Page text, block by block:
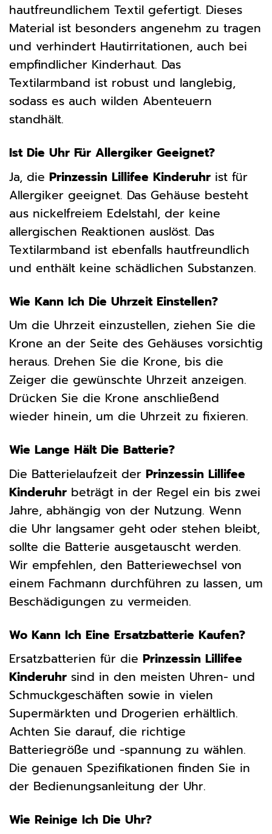
hautfreundlichem Textil gefertigt. Dieses
Material ist besonders angenehm zu tragen
und verhindert Hautirritationen, auch bei
empfindlicher Kinderhaut. Das
Textilarmband ist robust und langlebig,
sodass es auch wilden Abenteuern
standhält.
Ist Die Uhr Für Allergiker Geeignet?
Ja, die Prinzessin Lillifee Kinderuhr ist für
Allergiker geeignet. Das Gehäuse besteht
aus nickelfreiem Edelstahl, der keine
allergischen Reaktionen auslöst. Das
Textilarmband ist ebenfalls hautfreundlich
und enthält keine schädlichen Substanzen.
Wie Kann Ich Die Uhrzeit Einstellen?
Um die Uhrzeit einzustellen, ziehen Sie die
Krone an der Seite des Gehäuses vorsichtig
heraus. Drehen Sie die Krone, bis die
Zeiger die gewünschte Uhrzeit anzeigen.
Drücken Sie die Krone anschließend
wieder hinein, um die Uhrzeit zu fixieren.
Wie Lange Hält Die Batterie?
Die Batterielaufzeit der Prinzessin Lillifee
Kinderuhr beträgt in der Regel ein bis zwei
Jahre, abhängig von der Nutzung. Wenn
die Uhr langsamer geht oder stehen bleibt,
sollte die Batterie ausgetauscht werden.
Wir empfehlen, den Batteriewechsel von
einem Fachmann durchführen zu lassen, um
Beschädigungen zu vermeiden.
Wo Kann Ich Eine Ersatzbatterie Kaufen?
Ersatzbatterien für die Prinzessin Lillifee
Kinderuhr sind in den meisten Uhren- und
Schmuckgeschäften sowie in vielen
Supermärkten und Drogerien erhältlich.
Achten Sie darauf, die richtige
Batteriegröße und -spannung zu wählen.
Die genauen Spezifikationen finden Sie in
der Bedienungsanleitung der Uhr.
Wie Reinige Ich Die Uhr?